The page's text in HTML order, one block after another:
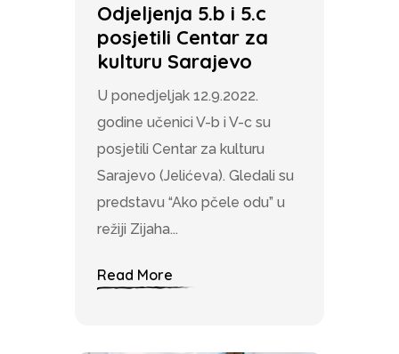
Odjeljenja 5.b i 5.c
posjetili Centar za
kulturu Sarajevo
U ponedjeljak 12.9.2022.
godine učenici V-b i V-c su
posjetili Centar za kulturu
Sarajevo (Jelićeva). Gledali su
predstavu “Ako pčele odu” u
režiji Zijaha...
Read More